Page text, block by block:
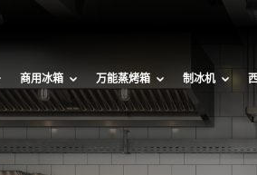
商用冰箱 万能蒸烤箱 制冰机